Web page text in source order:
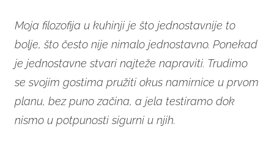
Moja filozofija u kuhinji je što jednostavnije to
bolje, što često nije nimalo jednostavno. Ponekad
je jednostavne stvari najteže napraviti. Trudimo
se svojim gostima pružiti okus namirnice u prvom
planu, bez puno začina, a jela testiramo dok
nismo u potpunosti sigurni u njih.